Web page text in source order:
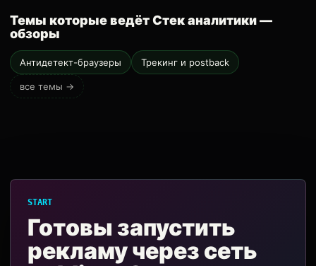
Темы которые ведёт Стек аналитики —
обзоры
Антидетект-браузеры Трекинг и postback
все темы →
START
Готовы запустить
рекламу через сеть